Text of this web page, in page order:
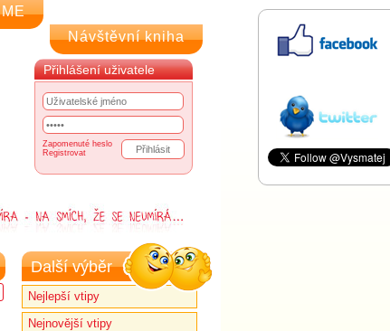
Návštěvní kniha
Přihlášení uživatele
Zapomenuté heslo
Registrovat
Další výběr
Nejlepší vtipy
Nejnovější vtipy